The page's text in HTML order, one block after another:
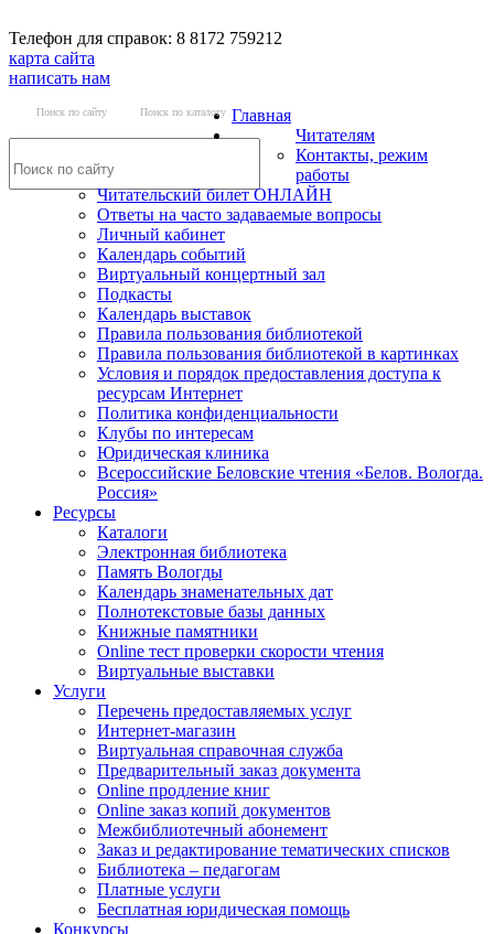
Телефон для справок: 8 8172 759212
карта сайта
написать нам
Поиск по сайту Поиск по каталогу Главная
Читателям
Контакты, режим
работы
Читательский билет ОНЛАЙН
Ответы на часто задаваемые вопросы
Личный кабинет
Календарь событий
Виртуальный концертный зал
Подкасты
Календарь выставок
Правила пользования библиотекой
Правила пользования библиотекой в картинках
Условия и порядок предоставления доступа к
ресурсам Интернет
Политика конфиденциальности
Клубы по интересам
Юридическая клиника
Всероссийские Беловские чтения «Белов. Вологда.
Россия»
Ресурсы
Каталоги
Электронная библиотека
Память Вологды
Календарь знаменательных дат
Полнотекстовые базы данных
Книжные памятники
Online тест проверки скорости чтения
Виртуальные выставки
Услуги
Перечень предоставляемых услуг
Интернет-магазин
Виртуальная справочная служба
Предварительный заказ документа
Online продление книг
Online заказ копий документов
Межбиблиотечный абонемент
Заказ и редактирование тематических списков
Библиотека – педагогам
Платные услуги
Бесплатная юридическая помощь
Конкурсы